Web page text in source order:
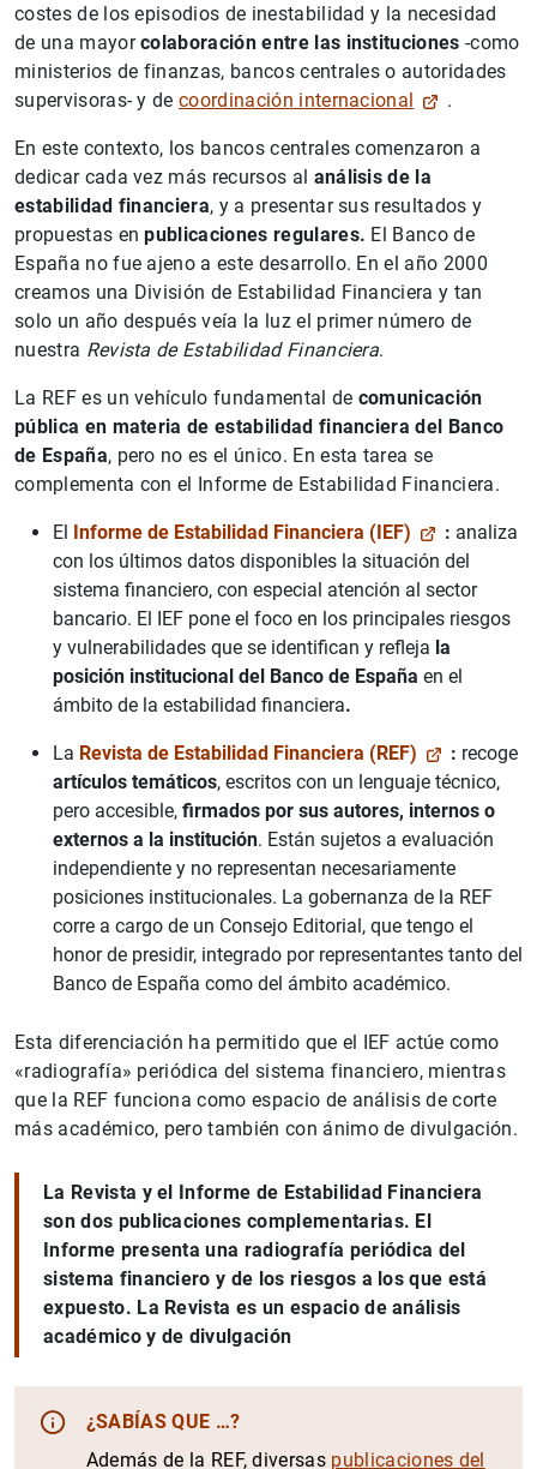
costes de los episodios de inestabilidad y la necesidad
de una mayorcolaboración entre las instituciones -como
ministerios de finanzas, bancos centrales o autoridades
supervisoras- y decoordinación internacional .
En este contexto, los bancos centrales comenzaron a
dedicar cada vez más recursos al análisis de la
estabilidad financiera, y a presentar sus resultados y
propuestas enpublicaciones regulares. El Banco de
España no fue ajeno a este desarrollo. En el año 2000
creamos una División de Estabilidad Financiera y tan
solo un año después veía la luz el primer número de
nuestra Revista de Estabilidad Financiera.
La REF es un vehículo fundamental de comunicación
pública en materia de estabilidad financiera del Banco
de España, pero no es el único. En esta tarea se
complementa con el Informe de Estabilidad Financiera.
El Informe de Estabilidad Financiera (IEF) : analiza
con los últimos datos disponibles la situación del
sistema financiero, con especial atención al sector
bancario. El IEF pone el foco en los principales riesgos
y vulnerabilidades que se identifican y refleja la
posición institucional del Banco de España en el
ámbito de la estabilidad financiera.
La Revista de Estabilidad Financiera (REF) : recoge
artículos temáticos, escritos con un lenguaje técnico,
pero accesible, firmados por sus autores, internos o
externos a la institución. Están sujetos a evaluación
independiente y no representan necesariamente
posiciones institucionales. La gobernanza de la REF
corre a cargo de un Consejo Editorial, que tengo el
honor de presidir, integrado por representantes tanto del
Banco de España como del ámbito académico.
Esta diferenciación ha permitido que el IEF actúe como
«radiografía» periódica del sistema financiero, mientras
que la REF funciona como espacio de análisis de corte
más académico, pero también con ánimo de divulgación.
La Revista y el Informe de Estabilidad Financiera
son dos publicaciones complementarias. El
Informe presenta una radiografía periódica del
sistema financiero y de los riesgos a los que está
expuesto. La Revista es un espacio de análisis
académico y de divulgación
¿SABÍAS QUE …?
Además de la REF, diversas publicaciones del